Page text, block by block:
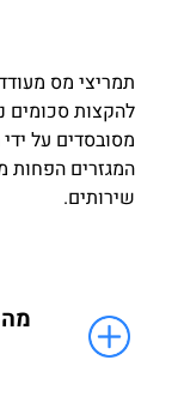
תמריצי מס
להקצות סכומים
מסובסדים על
המגזרים הפחות
שירותים.